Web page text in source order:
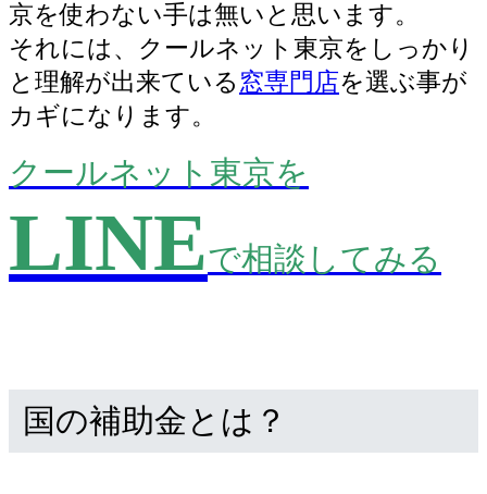
京を使わない手は無いと思います。
それには、クールネット東京をしっかり
と理解が出来ている 窓専門店を選ぶ事が
カギになります。
クールネット東京を
LINEで相談してみる
国の補助金とは？